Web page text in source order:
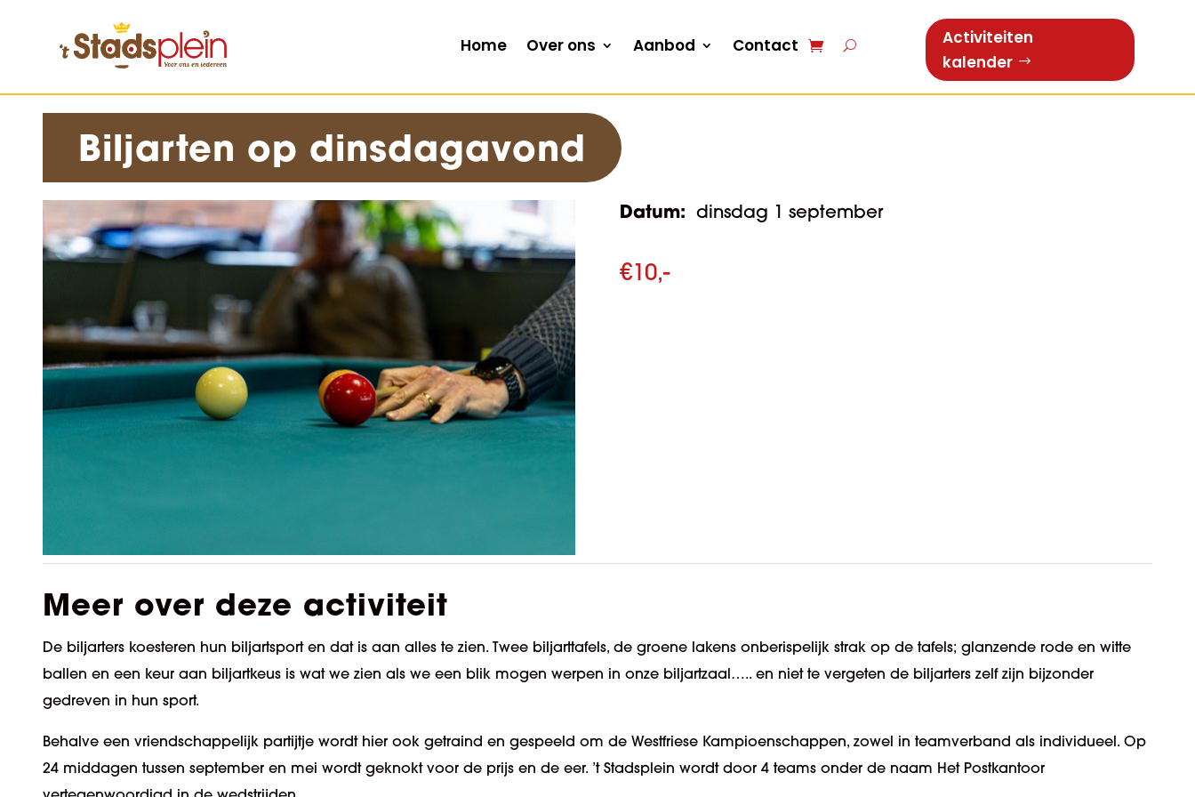
Home Over ons Aanbod Contact
Activiteiten
kalender
Biljarten op dinsdagavond
Datum: dinsdag 1 september
€10,-
Meer over deze activiteit
De biljarters koesteren hun biljartsport en dat is aan alles te zien. Twee biljarttafels, de groene lakens onberispelijk strak op de tafels; glanzende rode en witte
ballen en een keur aan biljartkeus is wat we zien als we een blik mogen werpen in onze biljartzaal….. en niet te vergeten de biljarters zelf zijn bijzonder
gedreven in hun sport.
Behalve een vriendschappelijk partijtje wordt hier ook getraind en gespeeld om de Westfriese Kampioenschappen, zowel in teamverband als individueel. Op
24 middagen tussen september en mei wordt geknokt voor de prijs en de eer. ’t Stadsplein wordt door 4 teams onder de naam Het Postkantoor